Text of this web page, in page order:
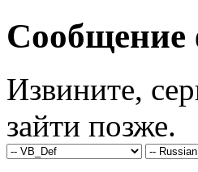
Сообщение
Извините,
зайти позже.